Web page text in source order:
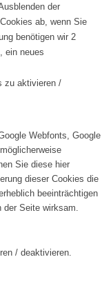
der
ab, wenn Sie
benötigen wir 2
ein neues
zu aktivieren /
Webfonts, Google
Sie diese hier
dieser Cookies die
beeinträchtigen
Seite wirksam.
/ deaktivieren.